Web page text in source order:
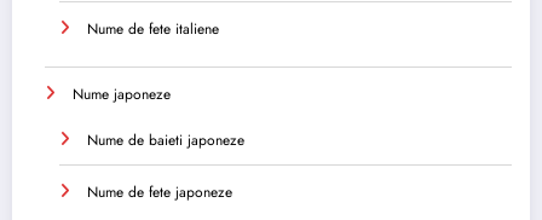
Nume de fete italiene
Nume japoneze
Nume de baieti japoneze
Nume de fete japoneze